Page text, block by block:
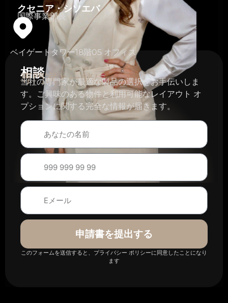
相談
専門家と一緒に
当社の専門家が最適な製品の選択をお手伝いしま
す。ご興味のある物件と利用可能なレイアウト オ
プションに関する完全な情報が届きます。
申請書を提出する
このフォームを送信すると、プライバシー ポリシーに同意したことになり
ます
クセニア・シソエバ
国際事業部長
ベイゲートタワー18階05 オフィス